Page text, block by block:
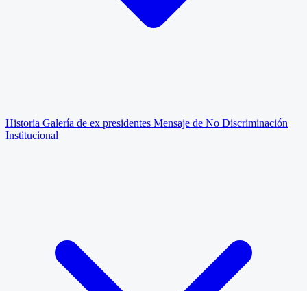
Historia Galería de ex presidentes Mensaje de No Discriminación
Institucional